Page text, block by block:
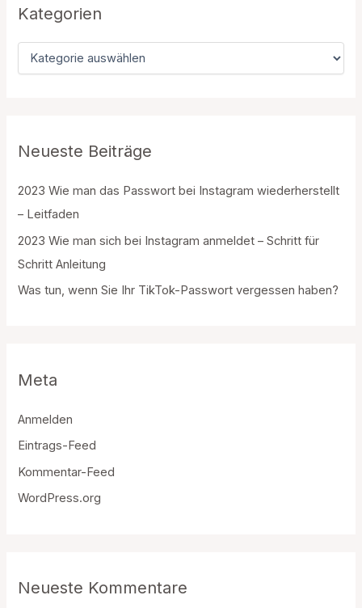
n
a
c
:
Kategorien
r
n
Neueste Beiträge
2023 Wie man das Passwort bei Instagram wiederherstellt
– Leitfaden
2023 Wie man sich bei Instagram anmeldet – Schritt für
Schritt Anleitung
Was tun, wenn Sie Ihr TikTok-Passwort vergessen haben?
Meta
Anmelden
Eintrags-Feed
Kommentar-Feed
WordPress.org
Neueste Kommentare